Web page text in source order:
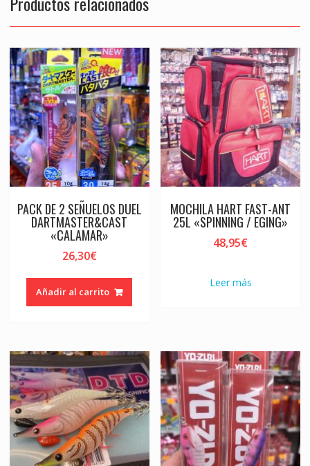
PACK DE 2 SEÑUELOS DUEL
DARTMASTER&CAST
«CALAMAR»
26,30€
Añadir al carrito
MOCHILA HART FAST-ANT
25L «SPINNING / EGING»
48,95€
Leer más